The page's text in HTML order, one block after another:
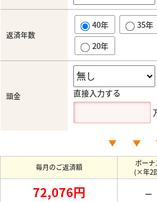
返済年数
40年 35年
20年
頭金
直接入力する
毎月のご返済額
ボーナ
(×年2
72,076円 －